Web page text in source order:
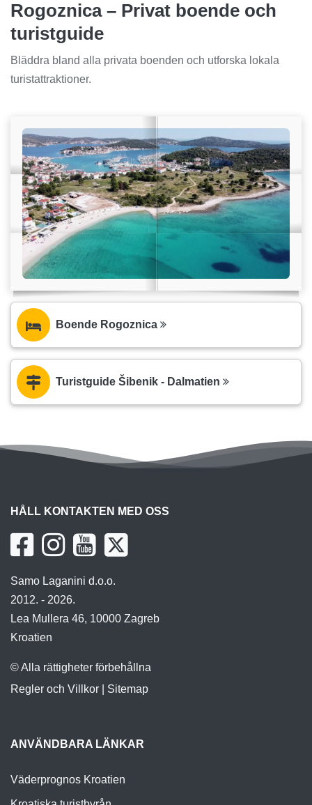
Rogoznica – Privat boende och
turistguide
Bläddra bland alla privata boenden och utforska lokala
turistattraktioner.
Boende Rogoznica
Turistguide Šibenik - Dalmatien
HÅLL KONTAKTEN MED OSS
Samo Laganini d.o.o.
2012. - 2026.
Lea Mullera 46, 10000 Zagreb
Kroatien
© Alla rättigheter förbehållna
Regler och Villkor
Sitemap
ANVÄNDBARA LÄNKAR
Väderprognos Kroatien